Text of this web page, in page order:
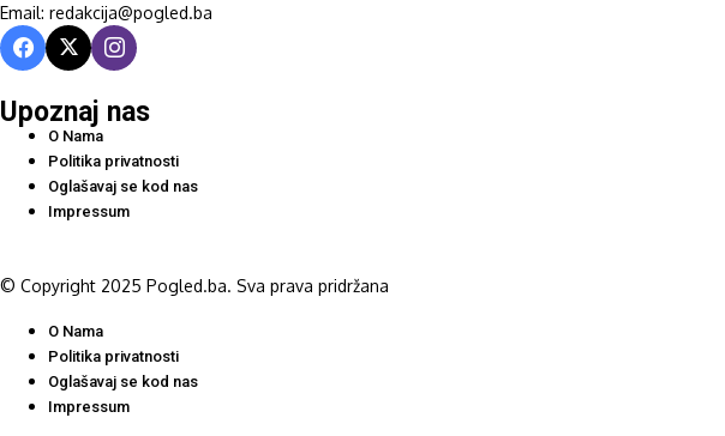
Email: redakcija@pogled.ba
Upoznaj nas
O Nama
Politika privatnosti
Oglašavaj se kod nas
Impressum
© Copyright 2025 Pogled.ba. Sva prava pridržana
O Nama
Politika privatnosti
Oglašavaj se kod nas
Impressum